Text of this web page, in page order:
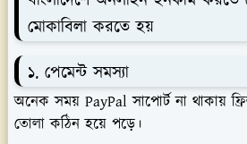
মোকাবিলা করতে হয়
১. পেমেন্ট সমস্যা
অনেক সময় PayPal সাপোর্ট না থাকায়
তোলা কঠিন হয়ে পড়ে।